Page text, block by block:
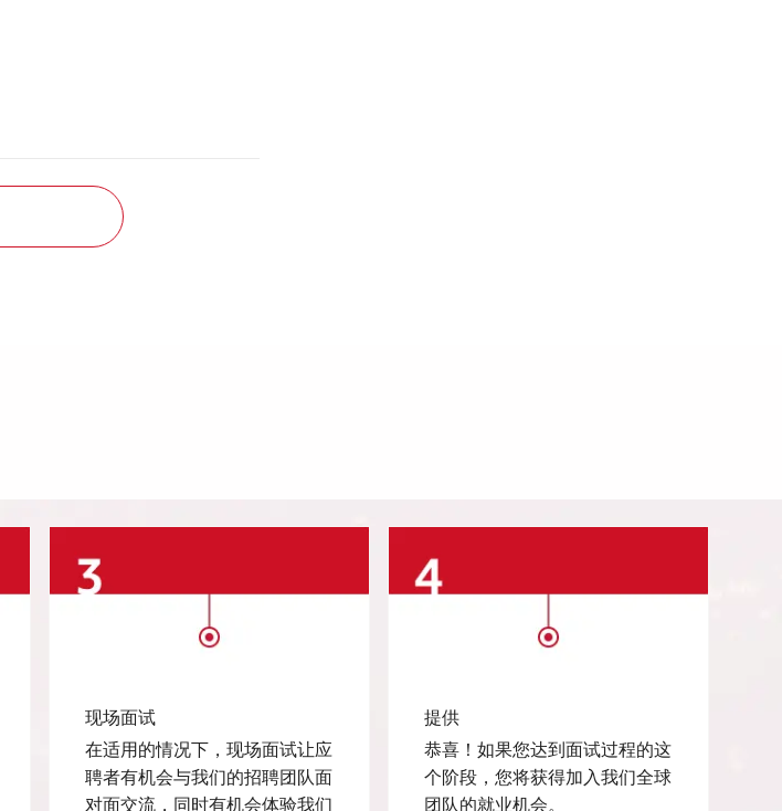
现场面试
在适用的情况下，现场面试让应
聘者有机会与我们的招聘团队面
对面交流，同时有机会体验我们
提供
恭喜！如果您达到面试过程的这
个阶段，您将获得加入我们全球
团队的就业机会。